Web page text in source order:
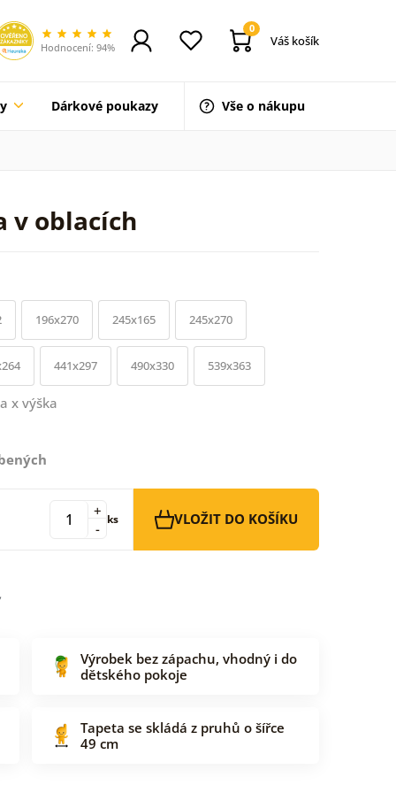
Hodnocení: 94%
0
Váš košík
Dárkové poukazy Vše o nákupu
v oblacích
196x270 245x165 245x270
441x297 490x330 539x363
x výška
-
+ ks VLOŽIT DO KOŠÍKU
Výrobek bez zápachu, vhodný i do
dětského pokoje
Tapeta se skládá z pruhů o šířce
49 cm